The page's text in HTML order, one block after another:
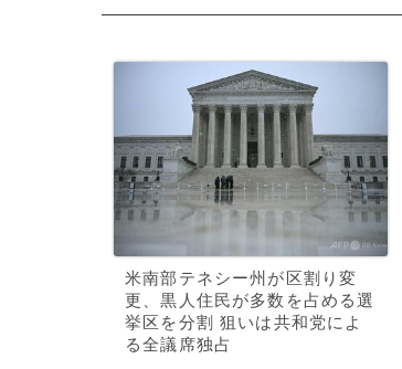
米南部テネシー州が区割り変
更、黒人住民が多数を占める選
挙区を分割 狙いは共和党によ
る全議席独占